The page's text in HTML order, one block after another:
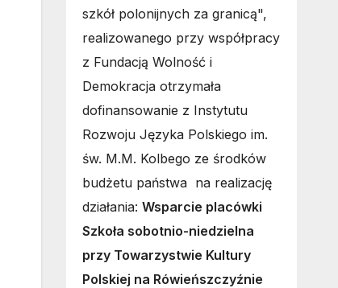
szkół polonijnych za granicą",
realizowanego przy współpracy
z Fundacją Wolność i
Demokracja otrzymała
dofinansowanie z Instytutu
Rozwoju Języka Polskiego im.
św. M.M. Kolbego ze środków
budżetu państwa na realizację
działania: Wsparcie placówki
Szkoła sobotnio-niedzielna
przy Towarzystwie Kultury
Polskiej na Rówieńszczyźnie